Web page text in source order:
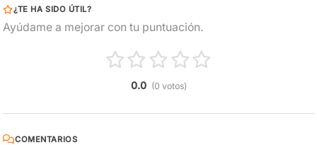
¿TE HA SIDO ÚTIL?
Ayúdame a mejorar con tu puntuación.
0.0 (0 votos)
COMENTARIOS